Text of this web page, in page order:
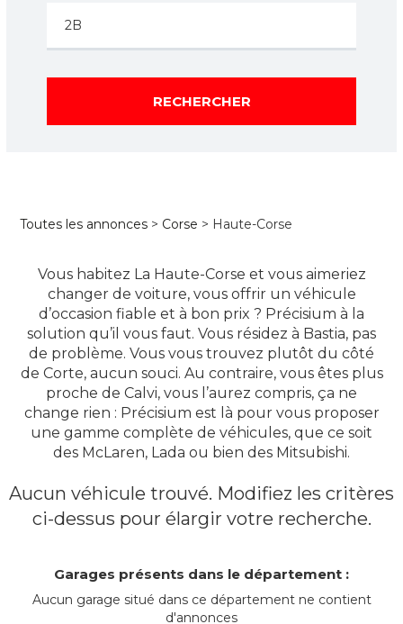
RECHERCHER
Toutes les annonces > Corse > Haute-Corse
Vous habitez La Haute-Corse et vous aimeriez
changer de voiture, vous offrir un véhicule
d’occasion fiable et à bon prix ? Précisium à la
solution qu’il vous faut. Vous résidez à Bastia, pas
de problème. Vous vous trouvez plutôt du côté
de Corte, aucun souci. Au contraire, vous êtes plus
proche de Calvi, vous l’aurez compris, ça ne
change rien : Précisium est là pour vous proposer
une gamme complète de véhicules, que ce soit
des McLaren, Lada ou bien des Mitsubishi.
Aucun véhicule trouvé. Modifiez les critères
ci-dessus pour élargir votre recherche.
Garages présents dans le département :
Aucun garage situé dans ce département ne contient
d'annonces